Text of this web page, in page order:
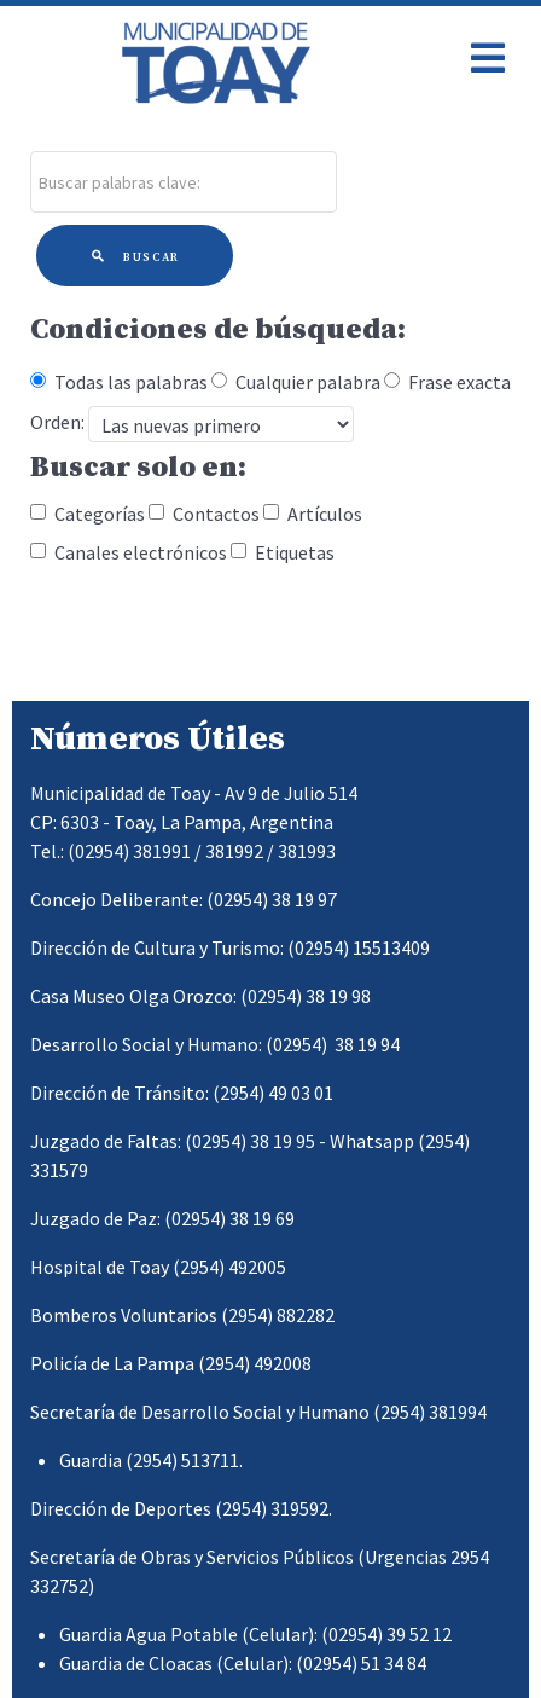
BUSCAR
Condiciones de búsqueda:
Todas las palabras Cualquier palabra
Frase exacta
Orden:
Buscar solo en:
Categorías Contactos
Artículos
Canales electrónicos
Etiquetas
Números Útiles
Municipalidad de Toay - Av 9 de Julio 514
CP: 6303 - Toay, La Pampa, Argentina
Tel.: (02954) 381991 / 381992 / 381993
Concejo Deliberante: (02954) 38 19 97
Dirección de Cultura y Turismo: (02954) 15513409
Casa Museo Olga Orozco: (02954) 38 19 98
Desarrollo Social y Humano: (02954) 38 19 94
Dirección de Tránsito: (2954) 49 03 01
Juzgado de Faltas: (02954) 38 19 95 - Whatsapp (2954)
331579
Juzgado de Paz: (02954) 38 19 69
Hospital de Toay (2954) 492005
Bomberos Voluntarios (2954) 882282
Policía de La Pampa (2954) 492008
Secretaría de Desarrollo Social y Humano (2954) 381994
Guardia (2954) 513711.
Dirección de Deportes (2954) 319592.
Secretaría de Obras y Servicios Públicos (Urgencias 2954
332752)
Guardia Agua Potable (Celular): (02954) 39 52 12
Guardia de Cloacas (Celular): (02954) 51 34 84